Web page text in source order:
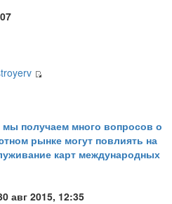
получаем много вопросов о
рынке могут повлиять на
карт международных
авг 2015, 12:35